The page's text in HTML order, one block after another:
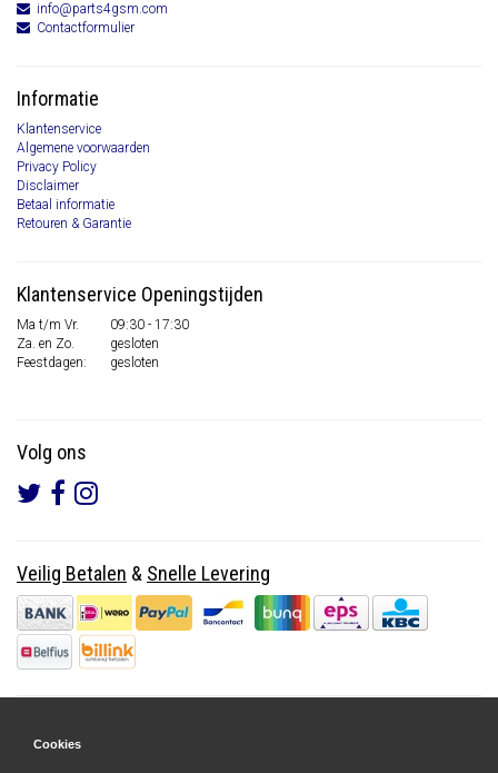
info@parts4gsm.com
Contactformulier
Informatie
Klantenservice
Algemene voorwaarden
Privacy Policy
Disclaimer
Betaal informatie
Retouren & Garantie
Klantenservice Openingstijden
Ma t/m Vr.
09:30 - 17:30
Za. en Zo.
gesloten
Feestdagen:
gesloten
Volg ons
Veilig Betalen & Snelle Levering
Cookies